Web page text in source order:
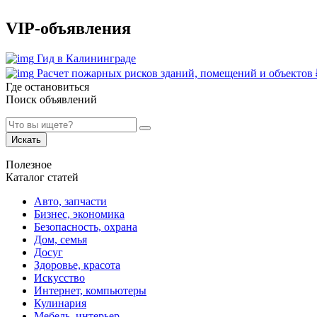
VIP-объявления
Гид в Калининграде
Расчет пожарных рисков зданий, помещений и объектов
Где остановиться
Поиск объявлений
Искать
Полезное
Каталог статей
Авто, запчасти
Бизнес, экономика
Безопасность, охрана
Дом, семья
Досуг
Здоровье, красота
Искусство
Интернет, компьютеры
Кулинария